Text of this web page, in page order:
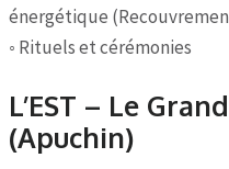
énergétique
◦ Rituels et cérémonies
L’EST – Le
(Apuchin)